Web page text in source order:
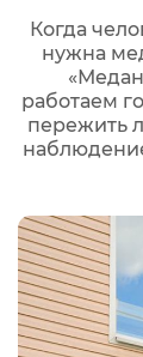
Когда
нужна
работаем
пережить